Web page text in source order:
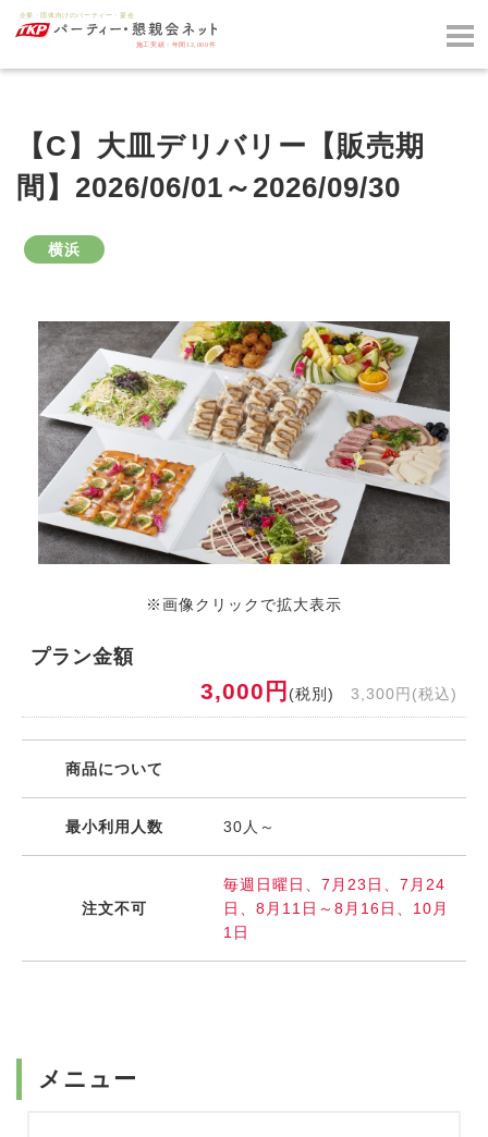
【C】大皿デリバリー【販売期
間】2026/06/01～2026/09/30
横浜
※画像クリックで拡大表示
プラン金額
3,000円 (税別) 3,300円(税込)
商品について
最小利用人数 30人～
注文不可
毎週日曜日、7月23日、7月24
日、8月11日～8月16日、10月
1日
メニュー